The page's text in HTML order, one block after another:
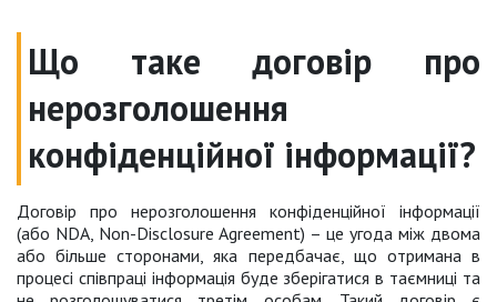
Що таке договір про
нерозголошення
конфіденційної інформації?
Договір про нерозголошення конфіденційної інформації
(або NDA, Non-Disclosure Agreement) – це угода між двома
або більше сторонами, яка передбачає, що отримана в
процесі співпраці інформація буде зберігатися в таємниці та